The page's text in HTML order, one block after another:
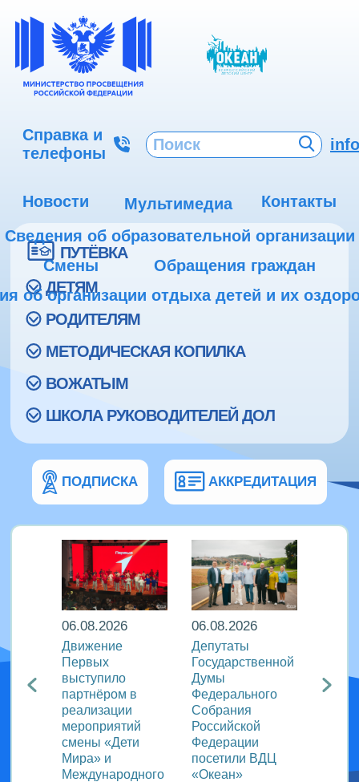
Справка и
телефоны
Новости Мультимедиа
Контакты
Сведения об образовательной организации
Смены
Обращения граждан
об организации отдыха детей и их
ПУТЁВКА
ДЕТЯМ
РОДИТЕЛЯМ
МЕТОДИЧЕСКАЯ КОПИЛКА
ВОЖАТЫМ
ШКОЛА РУКОВОДИТЕЛЕЙ ДОЛ
ПОДПИСКА АККРЕДИТАЦИЯ
в
06.08.2026
Движение
Первых
выступило
партнёром в
реализации
мероприятий
смены «Дети
Мира» и
Международного
06.08.2026
Депутаты
Государственной
Думы
Федерального
Собрания
Российской
Федерации
посетили ВДЦ
«Океан»
идеи